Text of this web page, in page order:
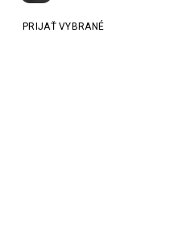
PRIJAŤ VYBRANÉ